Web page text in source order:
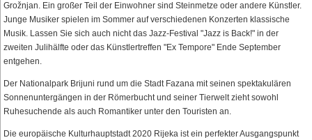
Grožnjan. Ein großer Teil der Einwohner sind Steinmetze oder andere Künstler.
Junge Musiker spielen im Sommer auf verschiedenen Konzerten klassische
Musik. Lassen Sie sich auch nicht das Jazz-Festival "Jazz is Back!" in der
zweiten Julihälfte oder das Künstlertreffen "Ex Tempore" Ende September
entgehen.
Der Nationalpark Brijuni rund um die Stadt Fazana mit seinen spektakulären
Sonnenuntergängen in der Römerbucht und seiner Tierwelt zieht sowohl
Ruhesuchende als auch Romantiker unter den Touristen an.
Die europäische Kulturhauptstadt 2020 Rijeka ist ein perfekter Ausgangspunkt